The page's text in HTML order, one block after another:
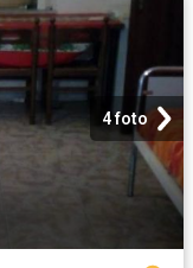
4 foto